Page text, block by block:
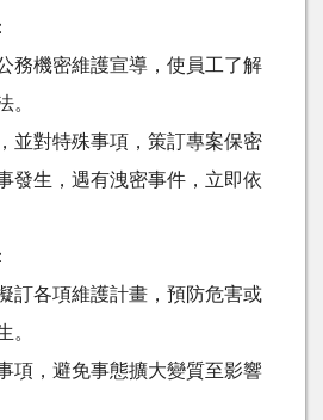
務機密維護宣導，使員工了解
。
並對特殊事項，策訂專案保密
發生，遇有洩密事件，立即依
訂各項維護計畫，預防危害或
。
項，避免事態擴大變質至影響